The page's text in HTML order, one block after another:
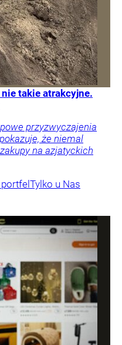
takie atrakcyjne.
przyzwyczajenia
że niemal
na azjatyckich
Tylko u Nas